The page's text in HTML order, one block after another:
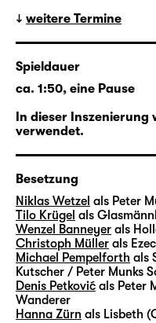
weitere Termine
Spieldauer
ca. 1:50, eine Pause
In dieser
verwendet.
Besetzung
Niklas Wetzel als Peter
Tilo Krügel als
Wenzel Banneyer als
Christoph Müller als
Michael Pempelforth als
Kutscher / Peter Munks
Denis Petković als Peter
Wanderer
Hanna Zürn als Lisbeth